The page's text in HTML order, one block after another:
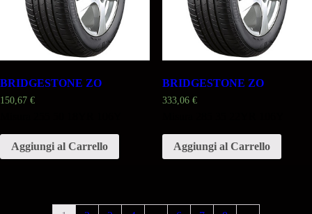
BRIDGESTONE ZO
150,67 €
Aggiungi al Carrello
BRIDGESTONE ZO
333,06 €
Aggiungi al Carrello